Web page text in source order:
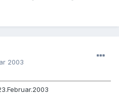
2003